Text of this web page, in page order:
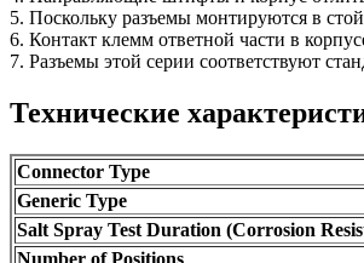
5. Поскольку разъемы монтируются в
6. Контакт клемм ответной части в
7. Разъемы этой серии соответствуют
Технические
Connector Type
Generic Type
Salt Spray Test Duration (Corrosion
Number of Positions